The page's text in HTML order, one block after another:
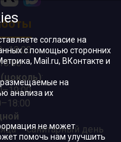
:
– санитарный день
согласие на
с помощью сторонних
Mail.ru, ВКонтакте и
на
анализа их
не может
помочь нам улучшить